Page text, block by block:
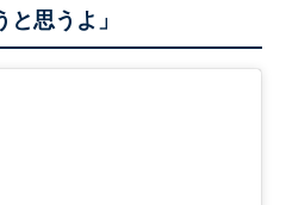
と思うよ」